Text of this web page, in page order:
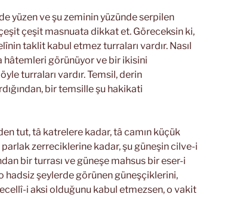
yüzen ve şu zeminin yüzünde serpilen
çeşit masnuata dikkat et. Göreceksin ki,
taklit kabul etmez turraları vardır. Nasıl
hâtemleri görünüyor ve bir ikisini
turraları vardır. Temsil, derin
bir temsille şu hakikati
tut, tâ katrelere kadar, tâ camın küçük
parlak zerreciklerine kadar, şu güneşin cilve-i
bir turrası ve güneşe mahsus bir eser-i
hadsiz şeylerde görünen güneşçiklerini,
i aksi olduğunu kabul etmezsen, o vakit